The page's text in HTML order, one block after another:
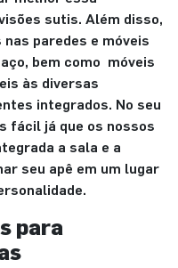
sutis. Além disso,
paredes e móveis
bem como móveis
às diversas
integrados. No seu
fácil já que os nossos
a sala e a
seu apê em um lugar
para